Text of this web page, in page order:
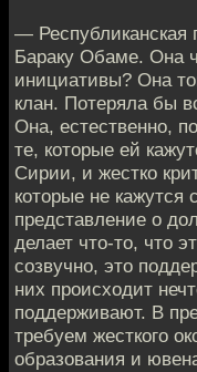
— Республиканская
Бараку Обаме. Она
инициативы? Она
клан. Потеряла бы
Она, естественно,
те, которые ей
Сирии, и жестко
которые не кажутся
представление о
делает что-то, что
созвучно, это
них происходит
поддерживают. В
требуем жесткого
образования и